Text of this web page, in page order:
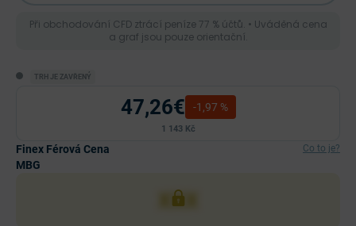
Při obchodování CFD ztrácí peníze 77 % účtů. • Uváděná cena
a graf jsou pouze orientační.
TRH JE ZAVŘENÝ
47,26€ -1,97 %
1 143 Kč
Finex Férová Cena
MBG
Co to je?
XXX